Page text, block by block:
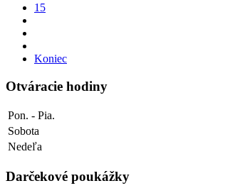
15
Koniec
Otváracie hodiny
Pon. - Pia.
Sobota
Nedeľa
Darčekové poukážky